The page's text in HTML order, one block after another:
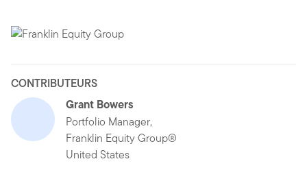
CONTRIBUTEURS
Grant Bowers
Portfolio Manager,
Franklin Equity Group®
United States